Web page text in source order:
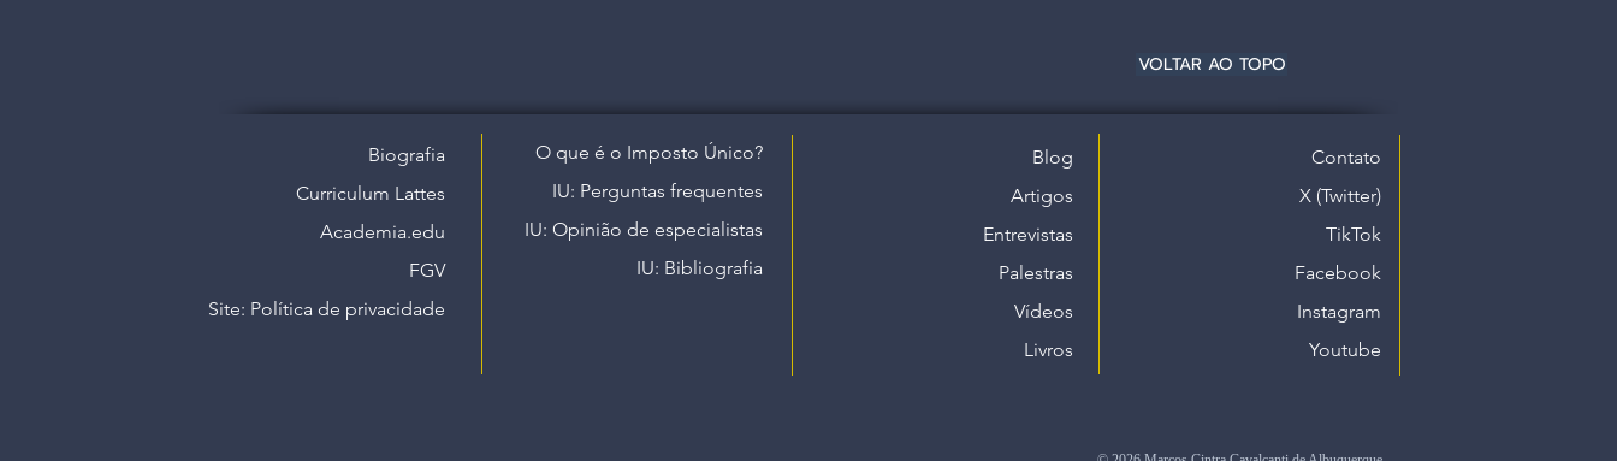
VOLTAR AO TOPO
Biografia
Curriculum Lattes
Academia.edu
FGV
Site: Política de privacidade​
O que é o Imposto Único?
IU: Perguntas frequentes
IU: Opinião de especialistas
IU: Bibliografia
Blog
Artigos
Entrevistas
Palestras
Vídeos
Livros
Contato
X (Twitter)
TikTok
Facebook
Instagram
Youtube